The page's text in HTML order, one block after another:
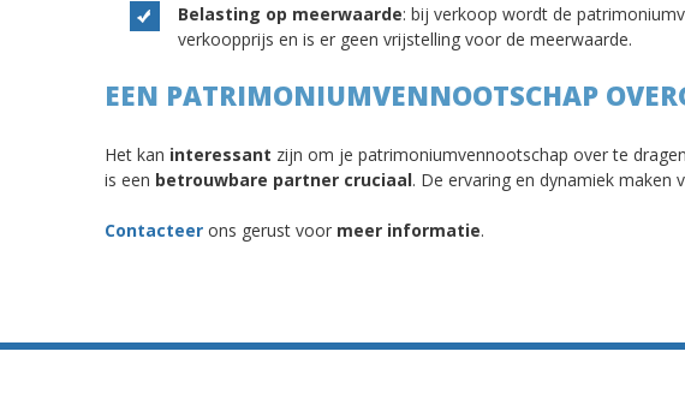
Belasting op meerwaarde: bij verkoop wordt de
verkoopprijs en is er geen vrijstelling voor de meerwaarde.
EEN PATRIMONIUMVENNOOTSCHAP
Het kan interessant zijn om je patrimoniumvennootschap over te
is een betrouwbare partner cruciaal. De ervaring en dynamiek maken
Contacteer ons gerust voor meer informatie.